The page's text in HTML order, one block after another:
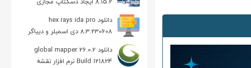
دانلود hex rays ida pro
8.3.230608 دی اسمبلر و دیباگر
حرفه ای
دانلود global mapper 26.0.2
Build 121824 نرم افزار نقشه